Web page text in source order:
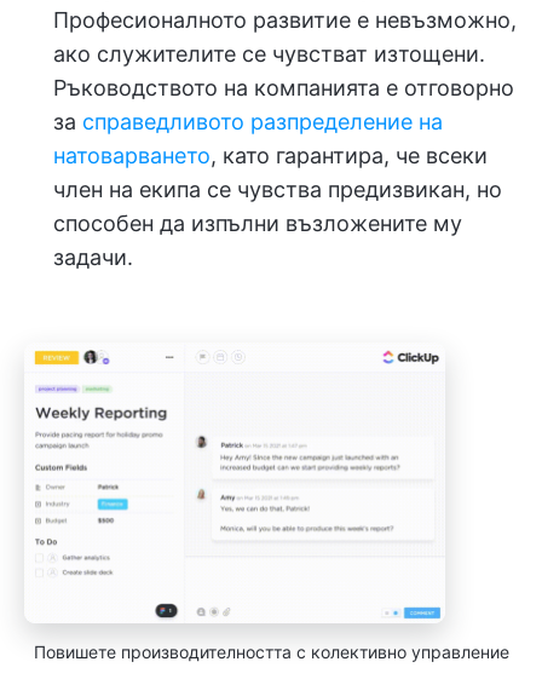
Професионалното развитие е невъзможно,
ако служителите се чувстват изтощени.
Ръководството на компанията е отговорно
за справедливото разпределение на
натоварването, като гарантира, че всеки
член на екипа се чувства предизвикан, но
способен да изпълни възложените му
задачи.
Повишете производителността с колективно управление